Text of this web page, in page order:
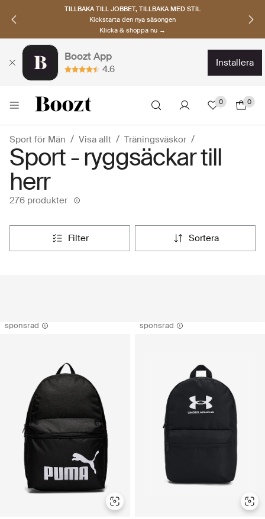
UPPTÄCK SKANDINAVISKA MÄRKEN
Hitta dina nya favoriter nu
Klicka & shoppa →
Boozt App
4.6
installera
0 0
Sport för Män Visa allt Träningsväskor
Sport - ryggsäckar till
herr
276 produkter
filter sortera
sponsrad sponsrad